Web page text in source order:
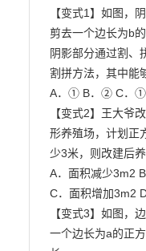
【变式1】如图，
剪去一个边长为b
阴影部分通过割、
割拼方法，其中能
A．① B．② C．
【变式2】王大爷
形养殖场，计划正
少3米，则改建后
A．面积减少3m2
C．面积增加3m2
【变式3】如图，
一个边长为a的正